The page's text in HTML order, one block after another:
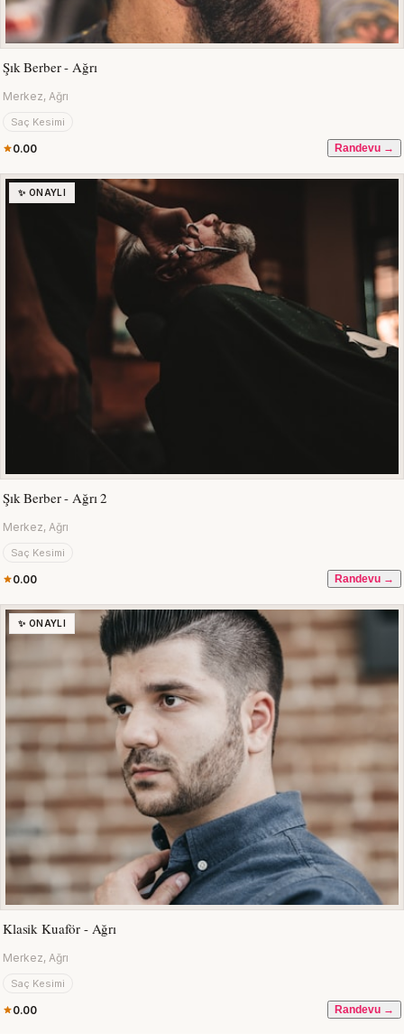
Şık Berber - Ağrı
Merkez, Ağrı
Saç Kesimi
0.00 Randevu →
✨ ONAYLI
Şık Berber - Ağrı 2
Merkez, Ağrı
Saç Kesimi
0.00 Randevu →
✨ ONAYLI
Klasik Kuaför - Ağrı
Merkez, Ağrı
Saç Kesimi
0.00 Randevu →